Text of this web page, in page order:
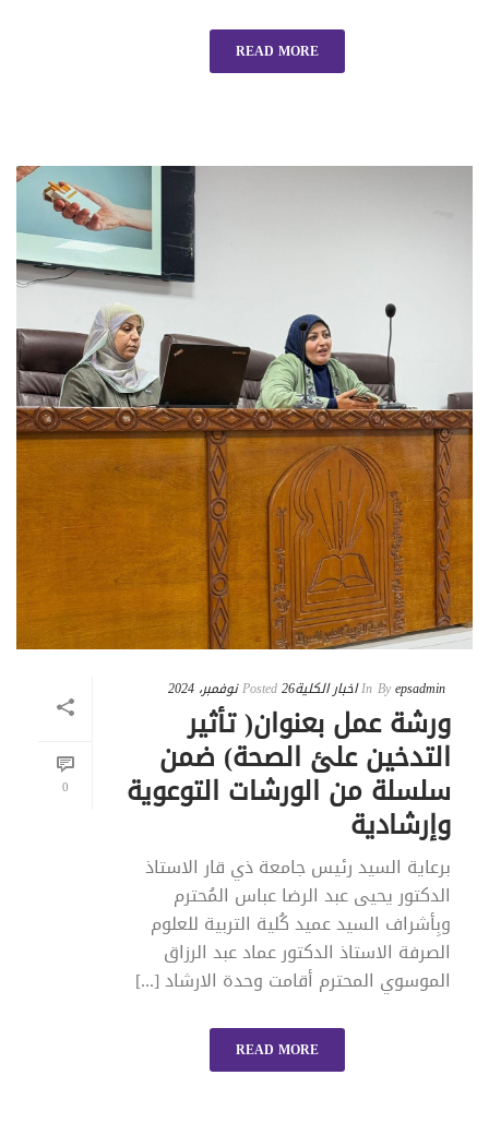
READ MORE
0
Byepsadmin
Inاخبار الكلية Posted26 نوفمبر، 2024
ورشة عمل بعنوان( تأثير
التدخين علئ الصحة) ضمن
سلسلة من الورشات التوعوية
وإرشادية
برعاية السيد رئيس جامعة ذي قار الاستاذ
الدكتور يحيى عبد الرضا عباس المُحترم
وبِأشراف السيد عميد كُلية التربية للعلوم
الصرفة الاستاذ الدكتور عماد عبد الرزاق
الموسوي المحترم أقامت وحدة الارشاد [...]
READ MORE